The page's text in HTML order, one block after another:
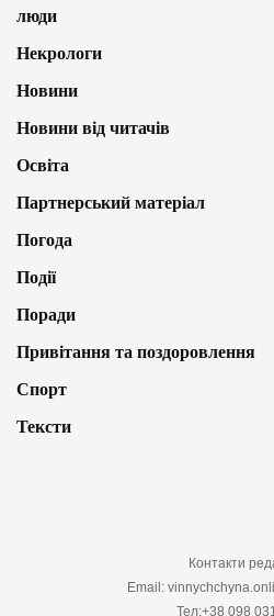
люди
Некрологи
Новини
Новини від читачів
Освіта
Партнерський матеріал
Погода
Події
Поради
Привітання та поздоровлення
Спорт
Тексти
Контакти
Email:
Тел:+38 098